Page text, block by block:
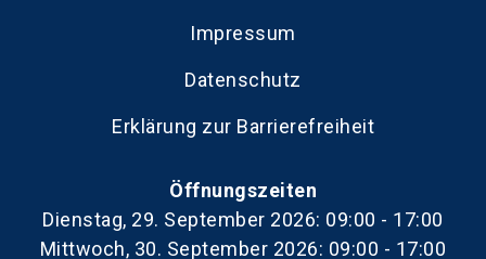
Impressum
Datenschutz
Erklärung zur Barrierefreiheit
Öffnungszeiten
Dienstag, 29. September 2026: 09:00 - 17:00
Mittwoch, 30. September 2026: 09:00 - 17:00